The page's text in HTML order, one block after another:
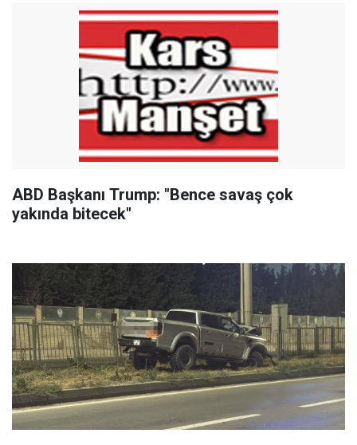
ABD Başkanı Trump: "Bence savaş çok
yakında bitecek"